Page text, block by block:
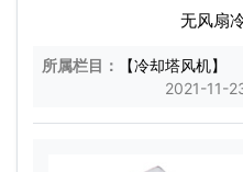
无风扇
所属栏目： 【冷却塔风机】
2021-11-